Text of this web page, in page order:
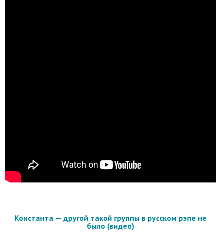
Константа — другой такой группы в русском рэпе не
было (видео)